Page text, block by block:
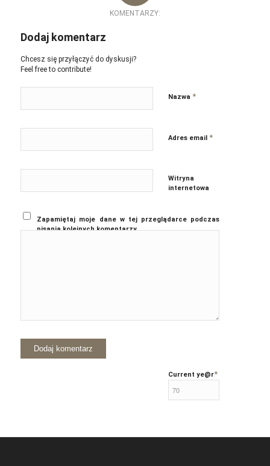
KOMENTARZY:
Dodaj komentarz
Chcesz się przyłączyć do dyskusji?
Feel free to contribute!
Nazwa *
Adres email *
Witryna
internetowa
Zapamiętaj moje dane w tej przeglądarce podczas
pisania kolejnych komentarzy.
Current ye@r*